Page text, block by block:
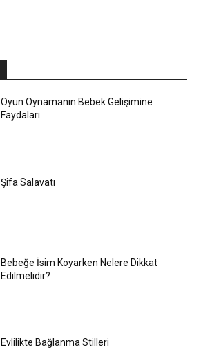
Oyun Oynamanın Bebek Gelişimine
Faydaları
Şifa Salavatı
Bebeğe İsim Koyarken Nelere Dikkat
Edilmelidir?
Evlilikte Bağlanma Stilleri